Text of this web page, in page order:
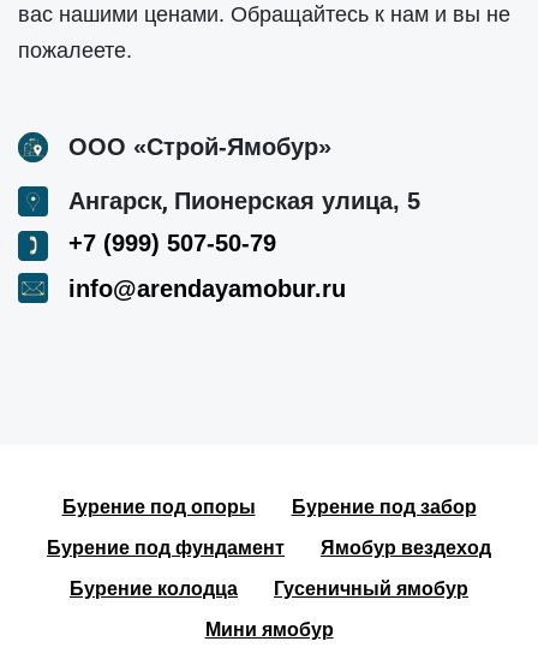
вас нашими ценами. Обращайтесь к нам и вы не
пожалеете.
ООО «Строй-Ямобур»
Ангарск, Пионерская улица, 5
+7 (999) 507-50-79
info@arendayamobur.ru
Бурение под опоры
Бурение под забор
Бурение под фундамент
Ямобур вездеход
Бурение колодца
Гусеничный ямобур
Мини ямобур